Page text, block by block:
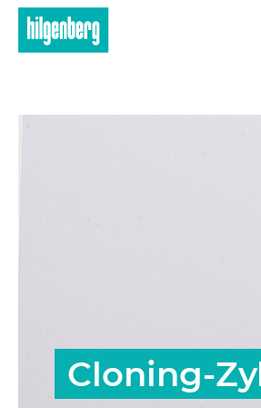
Skip to main content
Cloning-